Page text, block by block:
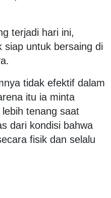
terjadi hari ini,
siap untuk bersaing di
tidak efektif dalam
itu ia minta
tenang saat
dari kondisi bahwa
fisik dan selalu